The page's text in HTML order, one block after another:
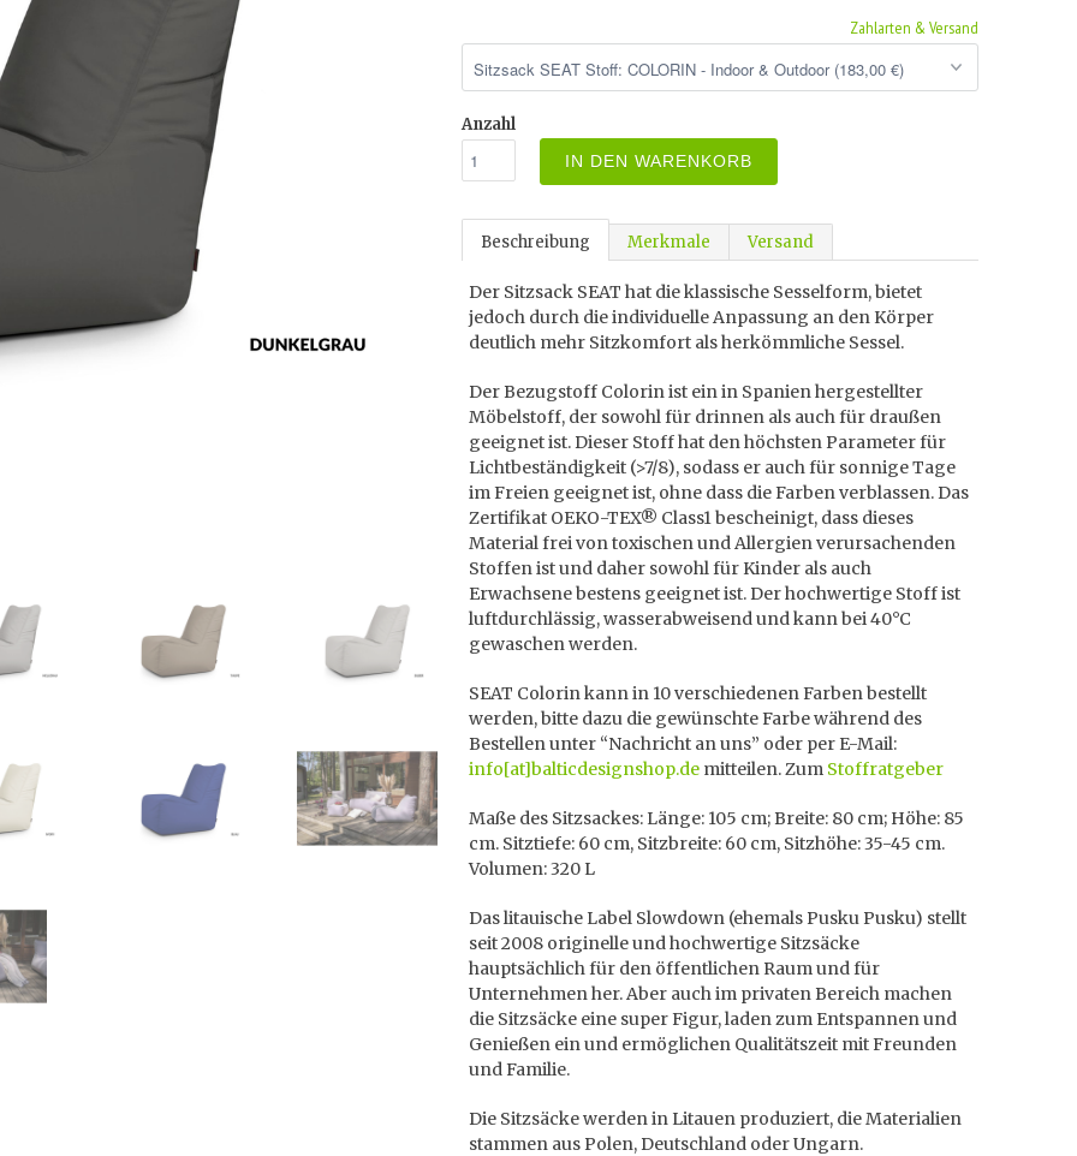
Zahlarten & Versand
Anzahl
IN DEN WARENKORB
Beschreibung Merkmale Versand
Der Sitzsack SEAT hat die klassische Sesselform, bietet
jedoch durch die individuelle Anpassung an den Körper
deutlich mehr Sitzkomfort als herkömmliche Sessel.
Der Bezugstoff Colorin ist ein in Spanien hergestellter
Möbelstoff, der sowohl für drinnen als auch für draußen
geeignet ist. Dieser Stoff hat den höchsten Parameter für
Lichtbeständigkeit (>7/8), sodass er auch für sonnige Tage
im Freien geeignet ist, ohne dass die Farben verblassen. Das
Zertifikat OEKO-TEX® Class1 bescheinigt, dass dieses
Material frei von toxischen und Allergien verursachenden
Stoffen ist und daher sowohl für Kinder als auch
Erwachsene bestens geeignet ist. Der hochwertige Stoff ist
luftdurchlässig, wasserabweisend und kann bei 40°C
gewaschen werden.
SEAT Colorin kann in 10 verschiedenen Farben bestellt
werden, bitte dazu die gewünschte Farbe während des
Bestellen unter “Nachricht an uns” oder per E-Mail:
info[at]balticdesignshop.de mitteilen. Zum Stoffratgeber
Maße des Sitzsackes: Länge: 105 cm; Breite: 80 cm; Höhe: 85
cm. Sitztiefe: 60 cm, Sitzbreite: 60 cm, Sitzhöhe: 35-45 cm.
Volumen: 320 L
Das litauische Label Slowdown (ehemals Pusku Pusku) stellt
seit 2008 originelle und hochwertige Sitzsäcke
hauptsächlich für den öffentlichen Raum und für
Unternehmen her. Aber auch im privaten Bereich machen
die Sitzsäcke eine super Figur, laden zum Entspannen und
Genießen ein und ermöglichen Qualitätszeit mit Freunden
und Familie.
Die Sitzsäcke werden in Litauen produziert, die Materialien
stammen aus Polen, Deutschland oder Ungarn.